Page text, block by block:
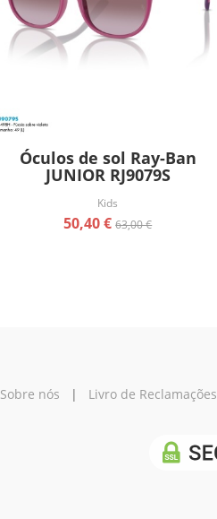
Óculos de sol Ray-Ban
JUNIOR RJ9079S
Kids
50,40 €63,00 €
Sobre nós | Livro de Reclamações